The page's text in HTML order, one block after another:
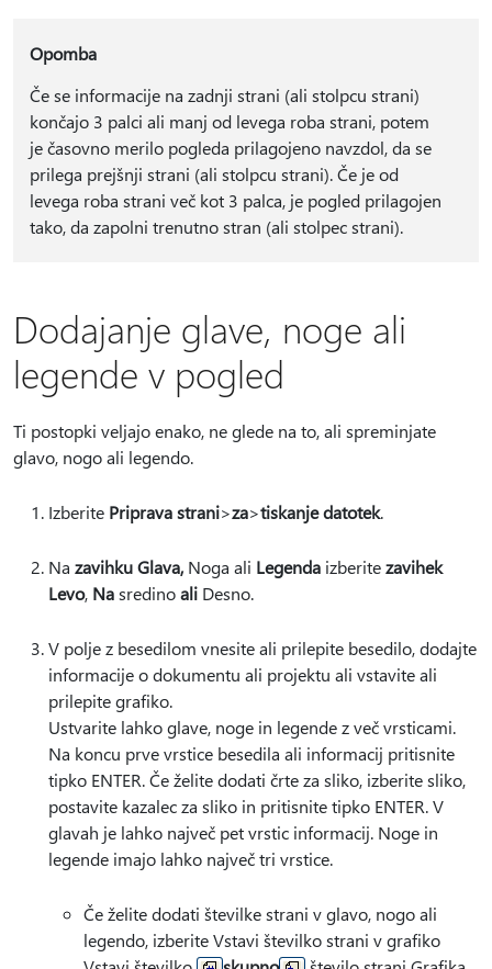
Opomba
Če se informacije na zadnji strani (ali stolpcu strani)
končajo 3 palci ali manj od levega roba strani, potem
je časovno merilo pogleda prilagojeno navzdol, da se
prilega prejšnji strani (ali stolpcu strani). Če je od
levega roba strani več kot 3 palca, je pogled prilagojen
tako, da zapolni trenutno stran (ali stolpec strani).
Dodajanje glave, noge ali
legende v pogled
Ti postopki veljajo enako, ne glede na to, ali spreminjate
glavo, nogo ali legendo.
Izberite Priprava strani>za>tiskanje datotek.
Na zavihku Glava, Noga ali Legenda izberitezavihek
Levo, Nasredinoali Desno.
V polje z besedilom vnesite ali prilepite besedilo, dodajte
informacije o dokumentu ali projektu ali vstavite ali
prilepite grafiko.
Ustvarite lahko glave, noge in legende z več vrsticami.
Na koncu prve vrstice besedila ali informacij pritisnite
tipko ENTER. Če želite dodati črte za sliko, izberite sliko,
postavite kazalec za sliko in pritisnite tipko ENTER. V
glavah je lahko največ pet vrstic informacij. Noge in
legende imajo lahko največ tri vrstice.
Če želite dodati številke strani v glavo, nogo ali
legendo, izberiteVstavi številko strani v grafiko